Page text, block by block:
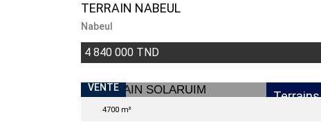
TERRAIN NABEUL
Nabeul
4 840 000 TND
VENTE
Terrains
4700 m²